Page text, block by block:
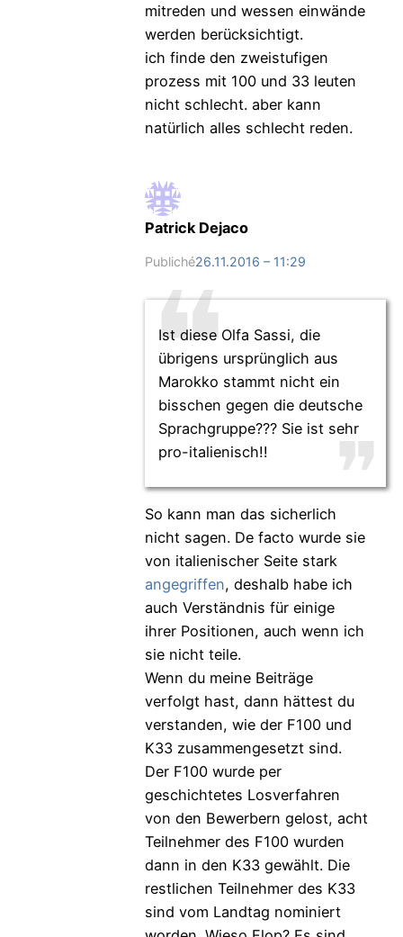
mitreden und wessen einwände
werden berücksichtigt.
ich finde den zweistufigen
prozess mit 100 und 33 leuten
nicht schlecht. aber kann
natürlich alles schlecht reden.
Patrick Dejaco
Publiché26.11.2016 – 11:29
Ist diese Olfa Sassi, die
übrigens ursprünglich aus
Marokko stammt nicht ein
bisschen gegen die deutsche
Sprachgruppe??? Sie ist sehr
pro-italienisch!!
So kann man das sicherlich
nicht sagen. De facto wurde sie
von italienischer Seite stark
angegriffen, deshalb habe ich
auch Verständnis für einige
ihrer Positionen, auch wenn ich
sie nicht teile.
Wenn du meine Beiträge
verfolgt hast, dann hättest du
verstanden, wie der F100 und
K33 zusammengesetzt sind.
Der F100 wurde per
geschichtetes Losverfahren
von den Bewerbern gelost, acht
Teilnehmer des F100 wurden
dann in den K33 gewählt. Die
restlichen Teilnehmer des K33
sind vom Landtag nominiert